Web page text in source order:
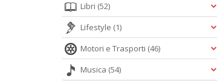
Libri (52)
Lifestyle (1)
Motori e Trasporti (46)
Musica (54)